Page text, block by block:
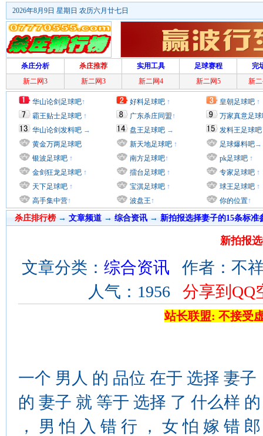
2026年8月9日 星期日 农历六月廿七日
杀庄分析 杀庄推荐 实用工具 足球赛程
完
新二网3
新二网3 新二网4 新二网5 新
华山论剑足球吧↑
霸王贴士足球吧 ↑
华山论剑发料吧 →
黄金万两足球吧
银波足球吧 ↑
金剑狂龙足球吧 ↑
天下足球吧 ↑
高手集中营↑
好料足球吧 ↑
广东杀庄同盟↑
盘王足球吧 →
新天地足球吧 ↑
南方足球吧↑
擂台足球吧 ↑
宝淇足球吧 ↑
波盘王↑
皇朝足球吧 ↑
万家真意足
发料王足球吧
足球爆料吧→
pk足球吧 ↑
专家足球吧 ↑
球王足球吧 ↑
你的位置↑
杀庄排行榜 → 文章频道→ 综合资讯 → 新拍报选择妻子的15条标准
新拍报
文章分类： 综合资讯 作者：不
人气：1956 分享到QQ
站长联盟: 不接受
一个 男人 的 品位 在于 选择 妻子
的 妻子 就 等于 选择 了 什么样
， 男 怕 入 错 行 ， 女 怕 嫁 错